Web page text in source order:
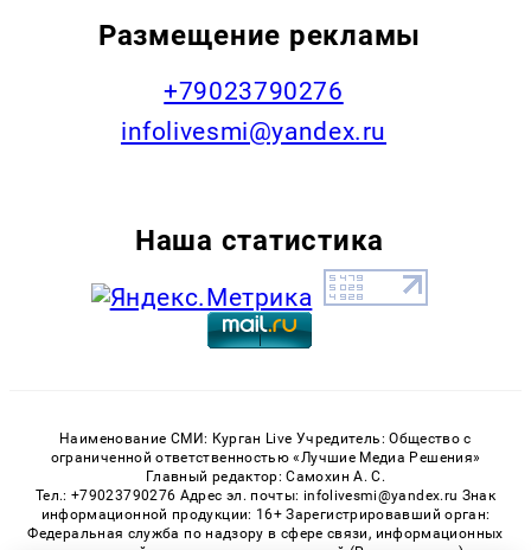
Размещение рекламы
+79023790276
infolivesmi@yandex.ru
Наша статистика
Наименование СМИ: Курган Live Учредитель: Общество с
ограниченной ответственностью «Лучшие Медиа Решения»
Главный редактор: Самохин А. С.
Тел.: +79023790276 Адрес эл. почты: infolivesmi@yandex.ru Знак
информационной продукции: 16+ Зарегистрировавший орган:
Федеральная служба по надзору в сфере связи, информационных